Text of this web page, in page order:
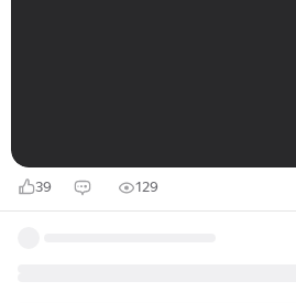
39 129